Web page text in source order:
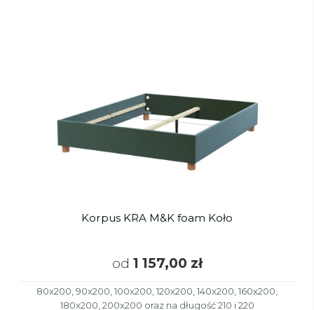
Korpus KRA M&K foam Koło
od 1 157,00 zł
80x200, 90x200, 100x200, 120x200, 140x200, 160x200,
180x200, 200x200 oraz na długość 210 i 220